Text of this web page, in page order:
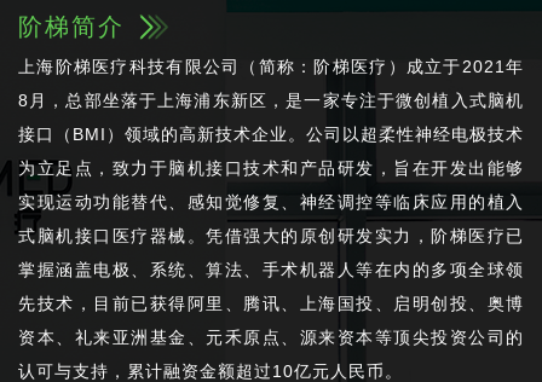
阶梯简介
上海阶梯医疗科技有限公司（简称：阶梯医疗）成立于2021年
8月，总部坐落于上海浦东新区，是一家专注于微创植入式脑机
接口（BMI）领域的高新技术企业。公司以超柔性神经电极技术
为立足点，致力于脑机接口技术和产品研发，旨在开发出能够
实现运动功能替代、感知觉修复、神经调控等临床应用的植入
式脑机接口医疗器械。凭借强大的原创研发实力，阶梯医疗已
掌握涵盖电极、系统、算法、手术机器人等在内的多项全球领
先技术，目前已获得阿里、腾讯、上海国投、启明创投、奥博
资本、礼来亚洲基金、元禾原点、源来资本等顶尖投资公司的
认可与支持，累计融资金额超过10亿元人民币。